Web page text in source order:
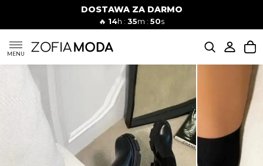
DOSTAWA ZA DARMO
🔥 14h : 35m : 49s
MENU
SUKIENKI
KOMPLETY